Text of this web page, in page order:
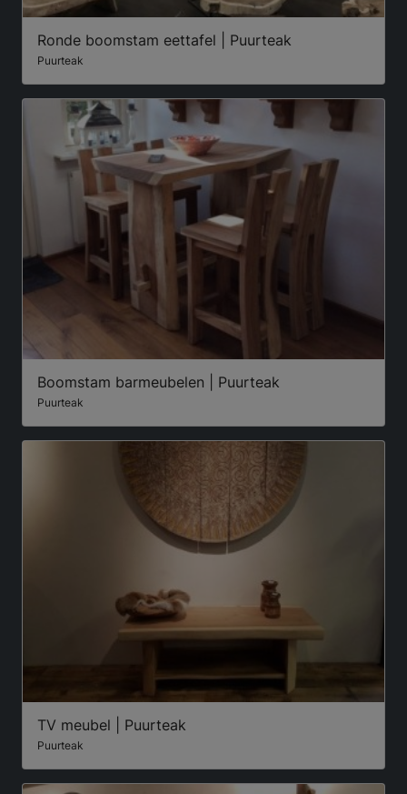
Ronde boomstam eettafel | Puurteak
Puurteak
Boomstam barmeubelen | Puurteak
Puurteak
TV meubel | Puurteak
Puurteak